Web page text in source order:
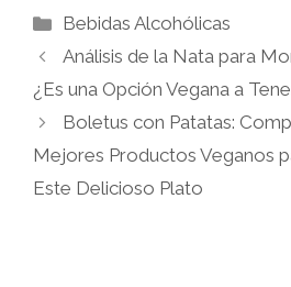
Categorías
Bebidas Alcohólicas
Análisis de la Nata para
¿Es una Opción Vegana a
Boletus con Patatas:
Mejores Productos Veganos
Este Delicioso Plato